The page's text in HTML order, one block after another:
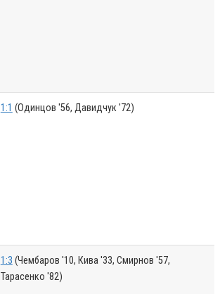
1:1 (Одинцов '56, Давидчук '72)
1:3 (Чембаров '10, Кива '33, Смирнов '57,
Тарасенко '82)